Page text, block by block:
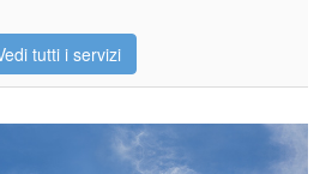
tutti i servizi